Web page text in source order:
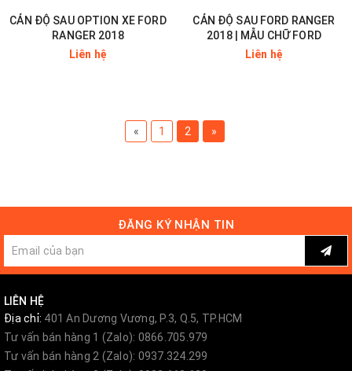
CẢN ĐỘ SAU OPTION XE FORD
RANGER 2018
Liên hệ
CẢN ĐỘ SAU FORD RANGER
2018 | MẪU CHỮ FORD
Liên hệ
« 1 2 »
ĐĂNG KÝ NHẬN TIN
LIÊN HỆ
Địa chỉ: 401 An Dương Vương, P.3, Q.5, TP.HCM
Tư vấn bán hàng 1 (Zalo): 0866.705.979
Tư vấn bán hàng 2 (Zalo): 0937.324.299